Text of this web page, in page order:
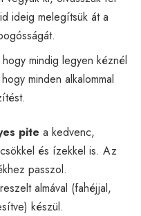
ideig melegítsük át a
mindig legyen kéznél
minden alkalommal
pite a kedvenc,
és ízekkel is. Az
passzol.
almával (fahéjjal,
készül.